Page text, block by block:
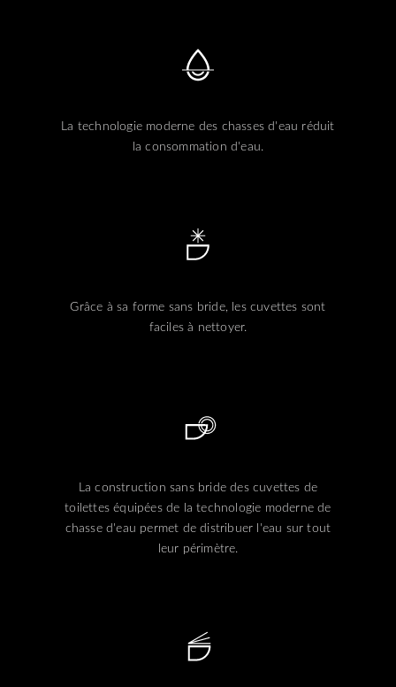
La technologie moderne des chasses d'eau réduit
la consommation d'eau.
Grâce à sa forme sans bride, les cuvettes sont
faciles à nettoyer.
La construction sans bride des cuvettes de
toilettes équipées de la technologie moderne de
chasse d'eau permet de distribuer l'eau sur tout
leur périmètre.